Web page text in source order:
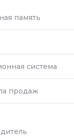
память
система
продаж